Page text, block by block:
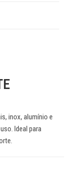
inox, alumínio e
Ideal para